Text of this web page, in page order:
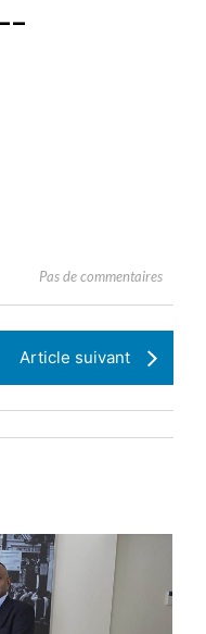
Pas de commentaires
Article suivant